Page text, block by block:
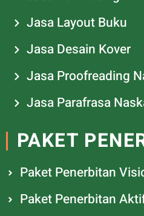
Jasa Layout Buku
Jasa Desain Kover
Jasa Proofreading
Jasa Parafrasa
PAKET
Paket Penerbitan
Paket Penerbitan